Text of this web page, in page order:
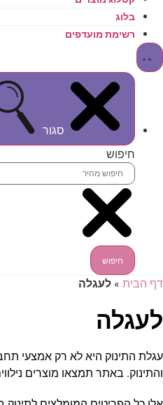
בלוג
רשימת מועדפים
סגור
חיפוש
חיפוש
דף הבית » לעגלה
לעגלה
עגלת התינוק היא לא רק אמצעי
והתינוק. באתר תמצאו מוצרים